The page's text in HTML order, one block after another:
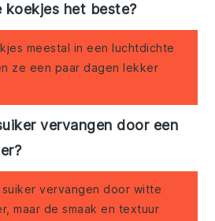
koekjes het beste?
meestal in een luchtdichte
ze een paar dagen lekker
vervangen door een
vervangen door witte
maar de smaak en textuur